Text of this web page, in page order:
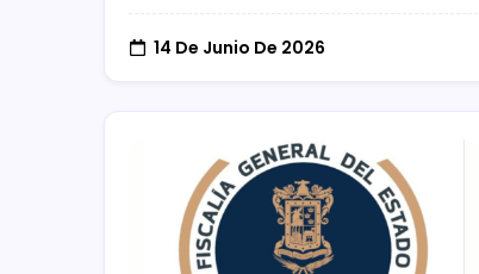
14 De Junio De 2026